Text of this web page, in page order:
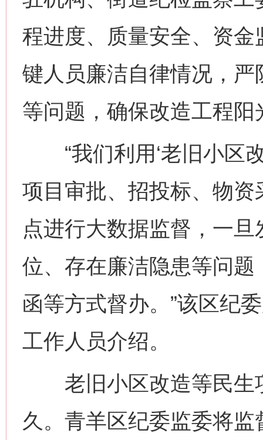
程进度、质量安全、资
键人员廉洁自律情况，
等问题，确保改造工程
“我们利用‘老旧小区改
项目审批、招投标、物
点进行大数据监督，一
位、存在廉洁隐患等问
函等方式督办。”该区纪
工作人员介绍。
老旧小区改造等民生
久。青羊区纪委监委将